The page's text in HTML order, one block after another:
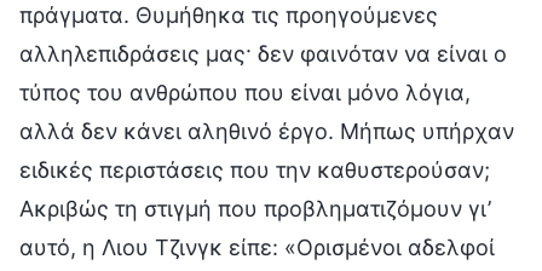
πράγματα. Θυμήθηκα τις προηγούμενες
αλληλεπιδράσεις μας· δεν φαινόταν να είναι ο
τύπος του ανθρώπου που είναι μόνο λόγια,
αλλά δεν κάνει αληθινό έργο. Μήπως υπήρχαν
ειδικές περιστάσεις που την καθυστερούσαν;
Ακριβώς τη στιγμή που προβληματιζόμουν γι’
αυτό, η Λιου Τζινγκ είπε: «Ορισμένοι αδελφοί